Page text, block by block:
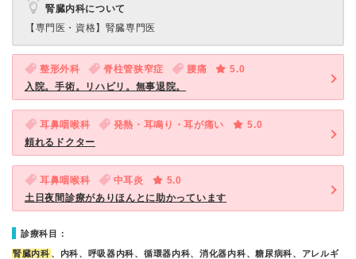
腎臓内科について
【専門医・資格】 腎臓専門医
整形外科 脊柱管狭窄症 腰痛
5.0
入院。手術。リハビリ。無事退院。
耳鼻咽喉科 発熱・耳鳴り・耳が痛い
5.0
頼れるドクター
耳鼻咽喉科 中耳炎
5.0
土日夜間診療がありほんとに助かっています
診療科目：
腎臓内科 、内科、呼吸器内科、循環器内科、消化器内科、糖尿病科、アレルギ